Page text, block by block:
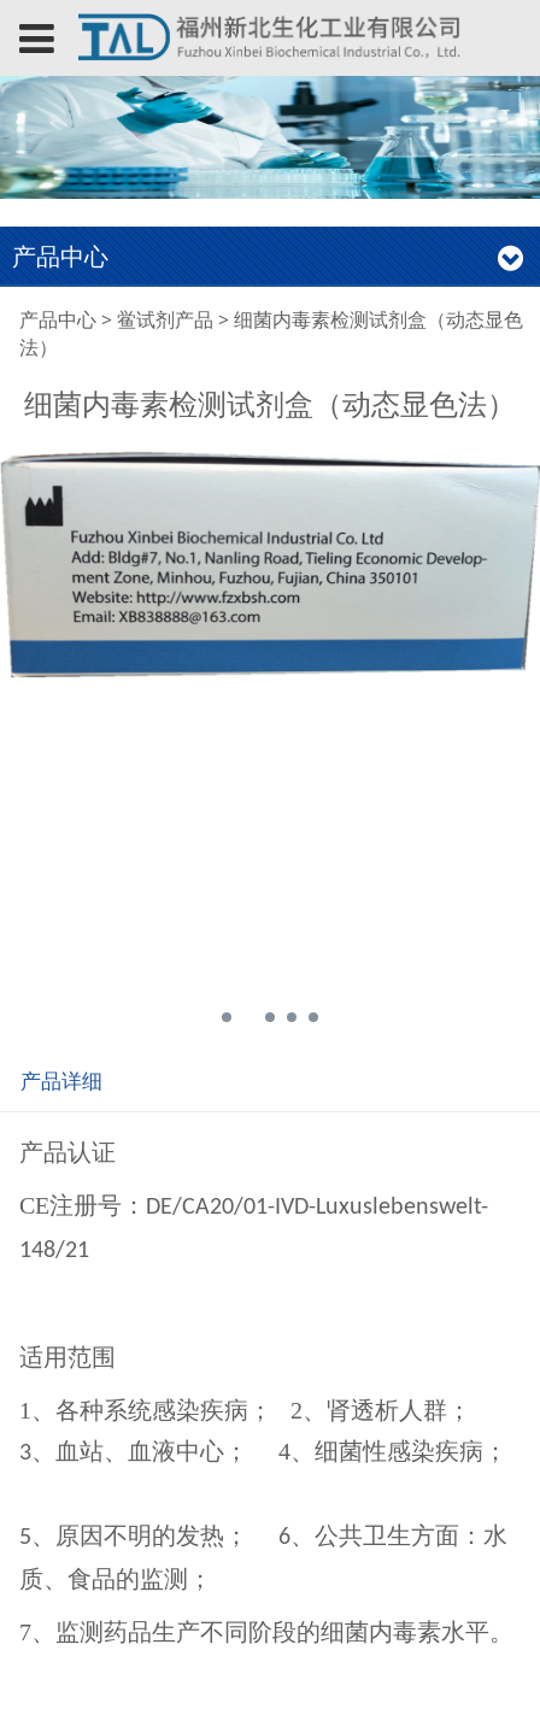
产品中心
细菌内毒素检测试剂盒
（动态显色法）
产品中心> 鲎试剂产品 > 细菌内毒素检测试剂盒（动态显色
法）
细菌内毒素检测试剂盒（动态显色法）
产品详细
产品认证
CE注册号： DE/CA20/01-IVD-Luxuslebenswelt-
148/21
适用范围
1、 各种系统感染疾病； 2、肾透析人群；
3、血站、血液中心； 4、细菌性感染疾病；
5、原因不明的发热； 6、公共卫生方面：水
质、食品的监测；
7、监测药品生产不同阶段的细菌内毒素水平。